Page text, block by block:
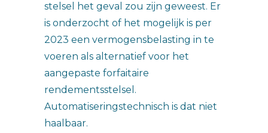
stelsel het geval zou zijn geweest. Er
is onderzocht of het mogelijk is per
2023 een vermogensbelasting in te
voeren als alternatief voor het
aangepaste forfaitaire
rendementsstelsel.
Automatiseringstechnisch is dat niet
haalbaar.